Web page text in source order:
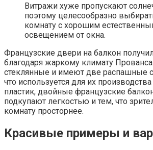
Витражи хуже пропускают
поэтому целесообразно
комнату с хорошим
освещением от окна.
Французские двери на балкон
благодаря жаркому климату
стеклянные и имеют две распашные
что используется для их
пластик, двойные французские
подкупают легкостью и тем, что
комнату просторнее.
Красивые примеры и